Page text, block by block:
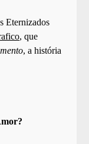
Eternizados
, que
, a história